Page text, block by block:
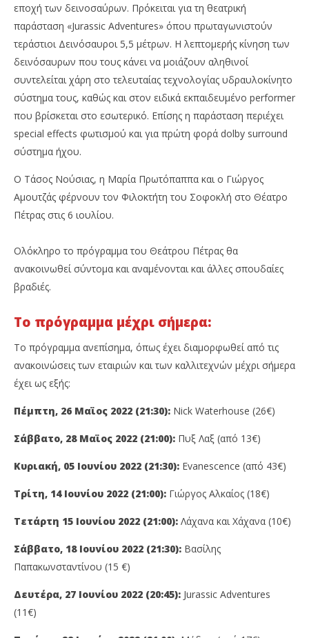
εποχή των δεινοσαύρων. Πρόκειται για τη θεατρική
παράσταση «Jurassic Adventures» όπου πρωταγωνιστούν
τεράστιοι Δεινόσαυροι 5,5 μέτρων. Η λεπτομερής κίνηση των
δεινόσαυρων που τους κάνει να μοιάζουν αληθινοί
συντελείται χάρη στο τελευταίας τεχνολογίας υδραυλοκίνητο
σύστημα τους, καθώς και στον ειδικά εκπαιδευμένο performer
που βρίσκεται στο εσωτερικό. Επίσης η παράσταση περιέχει
special effects φωτισμού και για πρώτη φορά dolby surround
σύστημα ήχου.
Ο Τάσος Νούσιας, η Μαρία Πρωτόπαππα και ο Γιώργος
Αμουτζάς φέρνουν τον Φιλοκτήτη του Σοφοκλή στο Θέατρο
Πέτρας στις 6 ιουλίου.
Ολόκληρο το πρόγραμμα του Θεάτρου Πέτρας θα
ανακοινωθεί σύντομα και αναμένονται και άλλες σπουδαίες
βραδιές.
Το πρόγραμμα μέχρι σήμερα:
Το πρόγραμμα ανεπίσημα, όπως έχει διαμορφωθεί από τις
ανακοινώσεις των εταιριών και των καλλιτεχνών μέχρι σήμερα
έχει ως εξής:
Πέμπτη, 26 Μαϊος 2022 (21:30): Nick Waterhouse (26€)
Σάββατο, 28 Μαϊος 2022 (21:00): Πυξ Λαξ (από 13€)
Κυριακή, 05 Ιουνίου 2022 (21:30): Evanescence (από 43€)
Τρίτη, 14 Ιουνίου 2022 (21:00): Γιώργος Αλκαίος (18€)
Τετάρτη 15 Ιουνίου 2022 (21:00): Λάχανα και Χάχανα (10€)
Σάββατο, 18 Ιουνίου 2022 (21:30): Βασίλης
Παπακωνσταντίνου (15 €)
Δευτέρα, 27 Ιουνίου 2022 (20:45): Jurassic Adventures
(11€)